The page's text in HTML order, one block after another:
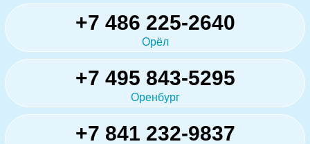
+7 486 225-2640
Орёл
+7 495 843-5295
Оренбург
+7 841 232-9837